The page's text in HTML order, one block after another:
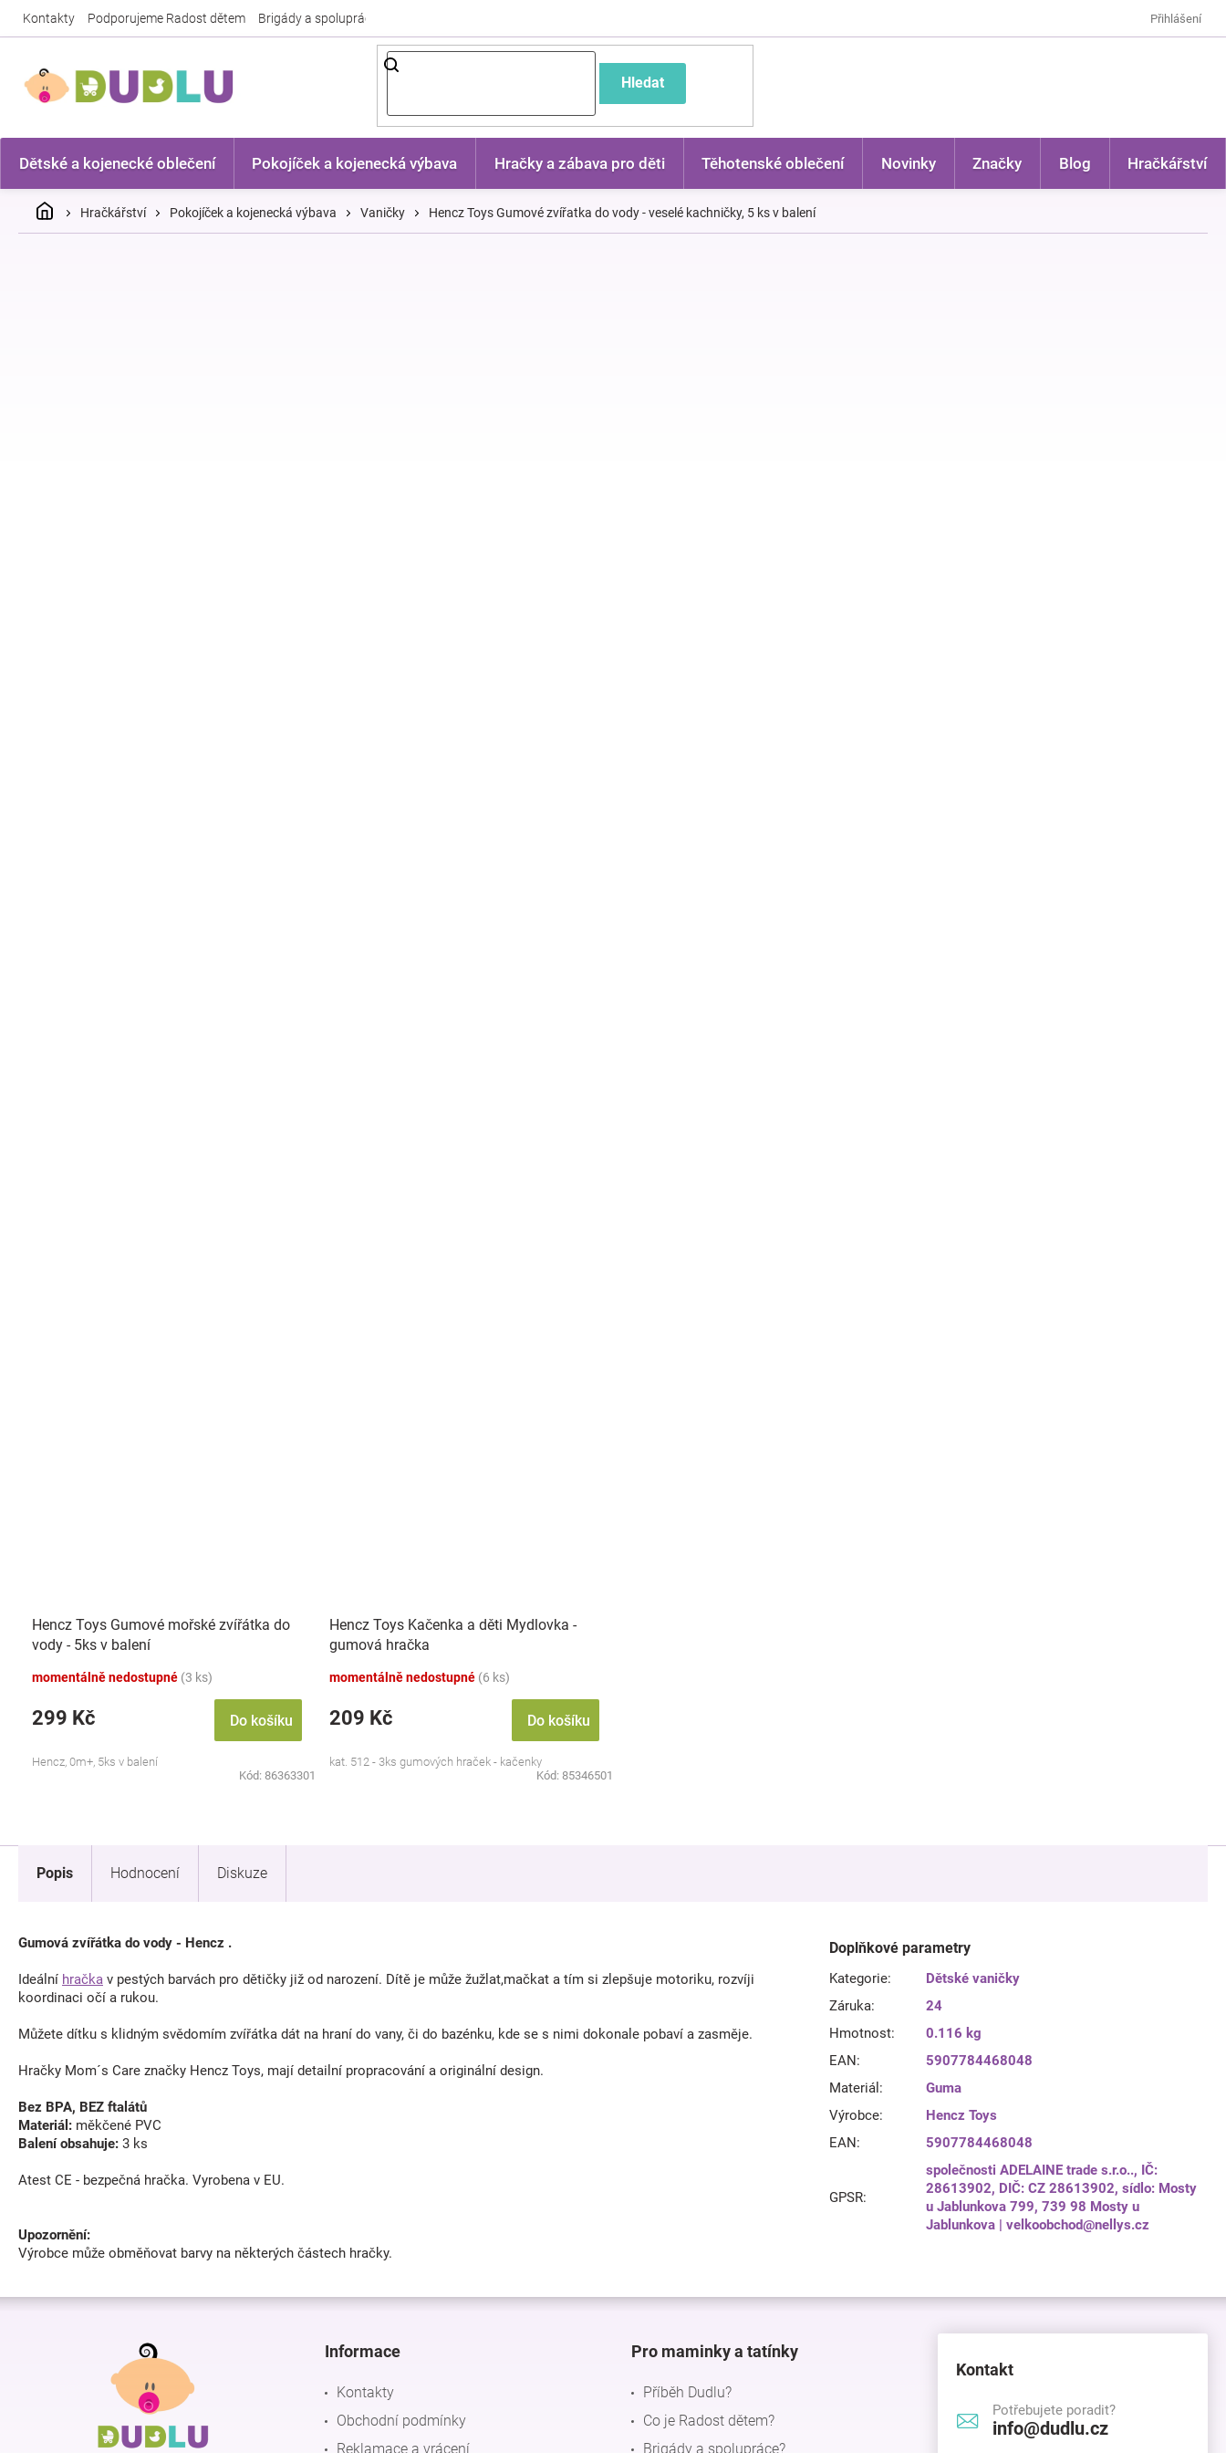
Kontakty Podporujeme Radost dětem Brigády a spolupráce Přihlášení
Hledat
Dětské a kojenecké oblečení Pokojíček a kojenecká výbava Hračky a zábava pro děti Těhotenské oblečení Novinky Značky Blog Hračkářství
DomůHračkářství Pokojíček a kojenecká výbava Vaničky Hencz Toys Gumové zvířatka do vody - veselé kachničky, 5 ks v balení
Hencz Toys Gumové mořské zvířátka do
vody - 5ks v balení
momentálně nedostupné (3 ks)
299 Kč Do košíku
Hencz, 0m+, 5ks v balení
Kód: 86363301
Hencz Toys Kačenka a děti Mydlovka -
gumová hračka
momentálně nedostupné (6 ks)
209 Kč Do košíku
kat. 512 - 3ks gumových hraček - kačenky
Kód: 85346501
Popis Hodnocení Diskuze
Gumová zvířátka do vody - Hencz .
Ideální hračka v pestých barvách pro dětičky již od narození. Dítě je může žužlat,mačkat a tím si zlepšuje motoriku, rozvíji
koordinaci očí a rukou.
Můžete dítku s klidným svědomím zvířátka dát na hraní do vany, či do bazénku, kde se s nimi dokonale pobaví a zasměje.
Hračky Mom´s Care značky Hencz Toys, mají detailní propracování a originální design.
Bez BPA, BEZ ftalátů
Materiál: měkčené PVC
Balení obsahuje: 3 ks
Atest CE - bezpečná hračka. Vyrobena v EU.
Upozornění:
Výrobce může obměňovat barvy na některých částech hračky.
Doplňkové parametry
Kategorie:
Dětské vaničky
Záruka:
24
Hmotnost:
0.116 kg
EAN:
5907784468048
Materiál :
Guma
Výrobce:
Hencz Toys
EAN: 5907784468048
GPSR:
společnosti ADELAINE trade s.r.o.., IČ:
28613902, DIČ: CZ 28613902, sídlo: Mosty
u Jablunkova 799, 739 98 Mosty u
Jablunkova | velkoobchod@nellys.cz
Z
Informace
Kontakty
Obchodní podmínky
Reklamace a vrácení
Pro maminky a tatínky
Příběh Dudlu?
Co je Radost dětem?
Brigády a spolupráce?
Kontakt
Potřebujete poradit?
info@dudlu.cz